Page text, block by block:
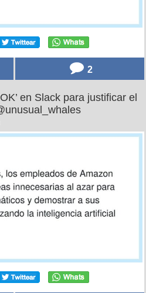
2
en Slack para justificar el